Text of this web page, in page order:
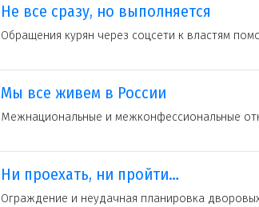
Не все сразу, но выполняется
Обращения курян через соцсети к властям
Мы все живем в России
Межнациональные и межконфессиональные
Ни проехать, ни пройти…
Ограждение и неудачная планировка